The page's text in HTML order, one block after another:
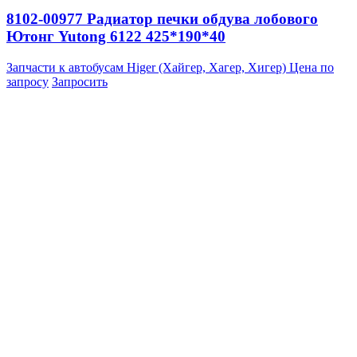
8102-00977 Радиатор печки обдува лобового
Ютонг Yutong 6122 425*190*40
Запчасти к автобусам Higer (Хайгер, Хагер, Хигер) Цена по
запросу Запросить